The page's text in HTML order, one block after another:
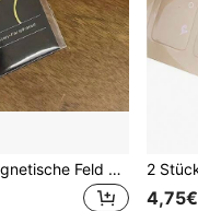
6 Stück Elektromagnetische Feld Strahlungsschutz Aufkleber, 5G Quantenschutz Handyhülle Runde Aufkleber, Elektromagnetische Strahlung Blocker, Negative Ionen + Fernfeld, geeignet für Handy, Computer, Laptops, iPads
4,75€